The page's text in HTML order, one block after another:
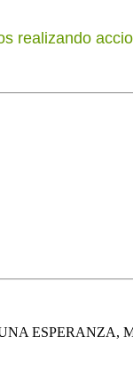
realizando
ESPERANZA,